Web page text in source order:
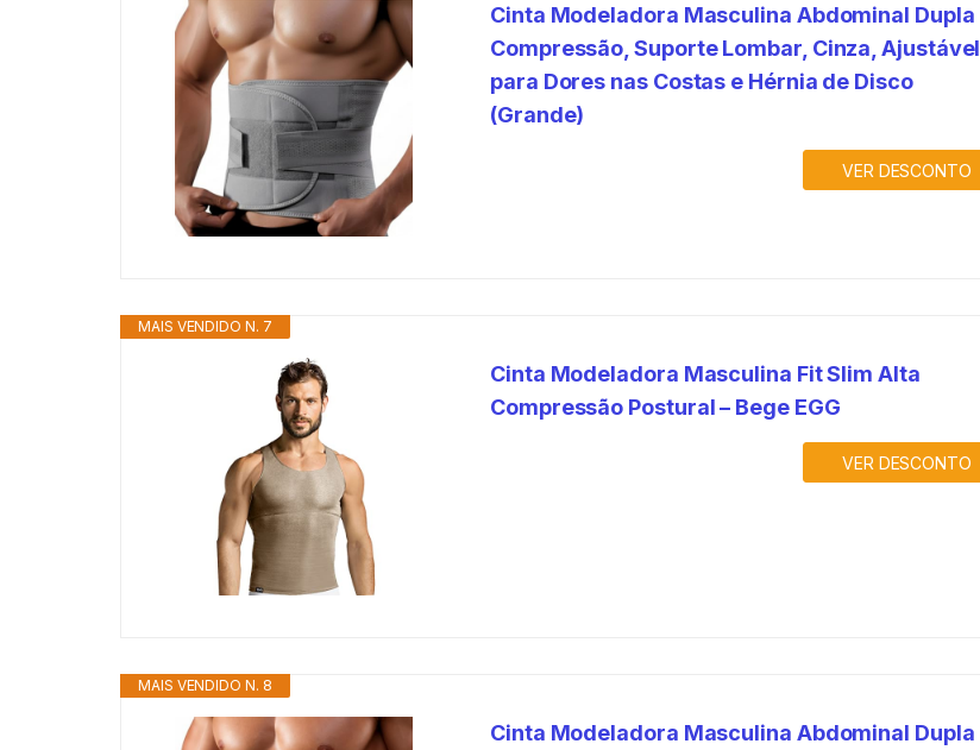
Cinta Modeladora Masculina Abdominal Dupla
Compressão, Suporte Lombar, Cinza, Ajustável,
para Dores nas Costas e Hérnia de Disco
(Grande)
VER DESCONTO
MAIS VENDIDO N. 7
Cinta Modeladora Masculina Fit Slim Alta
Compressão Postural – Bege EGG
VER DESCONTO
MAIS VENDIDO N. 8
Cinta Modeladora Masculina Abdominal Dupla